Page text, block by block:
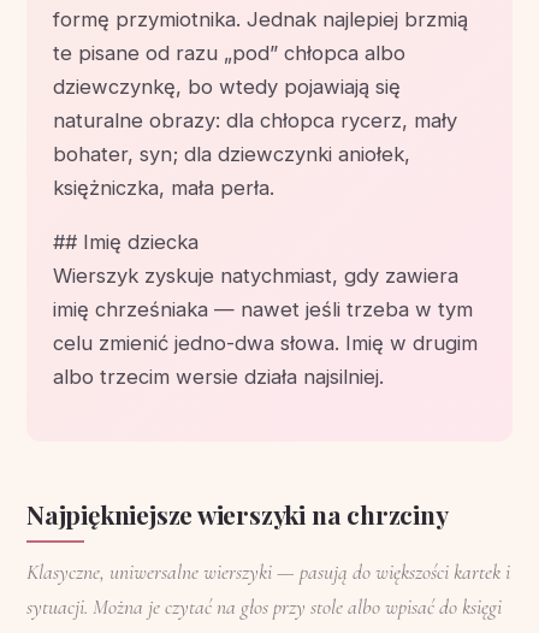
formę przymiotnika. Jednak najlepiej brzmią
te pisane od razu „pod” chłopca albo
dziewczynkę, bo wtedy pojawiają się
naturalne obrazy: dla chłopca rycerz, mały
bohater, syn; dla dziewczynki aniołek,
księżniczka, mała perła.
## Imię dziecka
Wierszyk zyskuje natychmiast, gdy zawiera
imię chrześniaka — nawet jeśli trzeba w tym
celu zmienić jedno-dwa słowa. Imię w drugim
albo trzecim wersie działa najsilniej.
Najpiękniejsze wierszyki na chrzciny
Klasyczne, uniwersalne wierszyki — pasują do większości kartek i
sytuacji. Można je czytać na głos przy stole albo wpisać do księgi